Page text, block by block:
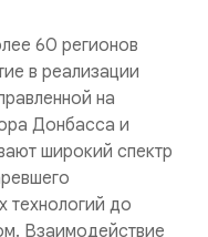
60 регионов
в реализации
на
Донбасса и
широкий спектр
технологий до
Взаимодействие